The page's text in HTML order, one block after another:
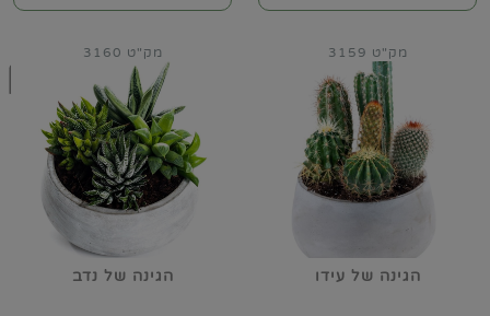
הגינה של עידו
מק"ט 3159
הגינה של נדב
מק"ט 3160